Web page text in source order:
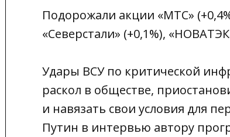
Подорожали акции «МТС»
«Северстали» (+0,1%),
Удары ВСУ по критической
раскол в обществе,
и навязать свои условия для
Путин в интервью автору